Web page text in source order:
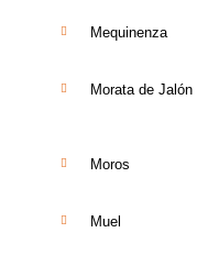
Mequinenza
Morata de Jalón
Moros
Muel